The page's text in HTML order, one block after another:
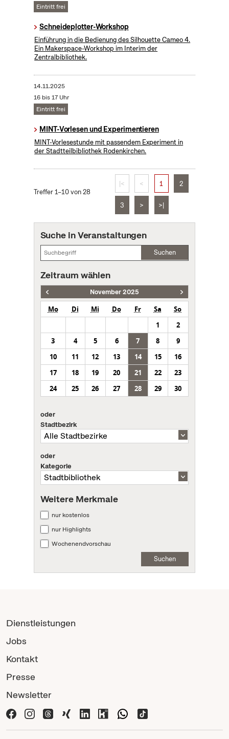
Eintritt frei
Schneideplotter-Workshop
​Einführung in die Bedienung des Silhouette Cameo 4.
Ein Makerspace-Workshop im Interim der
Zentralbibliothek.
14.11.2025
16 bis 17 Uhr
Eintritt frei
MINT-Vorlesen und Experimentieren
MINT-Vorlesestunde mit passendem Experiment in
der Stadtteilbibliothek Rodenkirchen.
Treffer 1–10 von 28
|< < 1 2
3 > >|
Suche in Veranstaltungen
Suchen
Zeitraum wählen
November 2025
Mo Di Mi Do Fr Sa
So
1
2
3
4 5 6 7 8
9
10
11 12 13 14 15
16
17
18 19 20 21 22
23
24
25 26 27 28 29 30
oder
Stadtbezirk
oder
Kategorie
Weitere Merkmale
nur kostenlos
nur Highlights
Wochenendvorschau
Suchen
Dienstleistungen
Jobs
Kontakt
Presse
Newsletter